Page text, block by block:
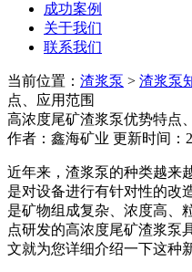
成功案例
关于我们
联系我们
当前位置： 渣浆泵 > 渣浆泵
点、应用范围
高浓度尾矿渣浆泵优势特点
作者：鑫海矿业 更新时间：
近年来，渣浆泵的种类越来
是对设备进行有针对性的改
是矿物组成复杂、浓度高、
点研发的高浓度尾矿渣浆泵
文就为您详细介绍一下这种